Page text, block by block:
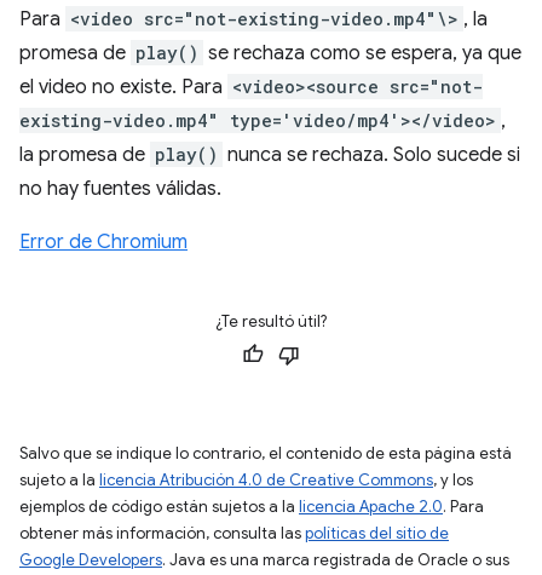
Para <video src="not-existing-video.mp4"\> , la
promesa de play() se rechaza como se espera, ya que
el video no existe. Para <video><source src="not-
existing-video.mp4" type='video/mp4'></video> ,
la promesa de play() nunca se rechaza. Solo sucede si
no hay fuentes válidas.
Error de Chromium
¿Te resultó útil?
Salvo que se indique lo contrario, el contenido de esta página está
sujeto a la licencia Atribución 4.0 de Creative Commons, y los
ejemplos de código están sujetos a la licencia Apache 2.0. Para
obtener más información, consulta laspolíticas del sitio de
Google Developers. Java es una marca registrada de Oracle o sus